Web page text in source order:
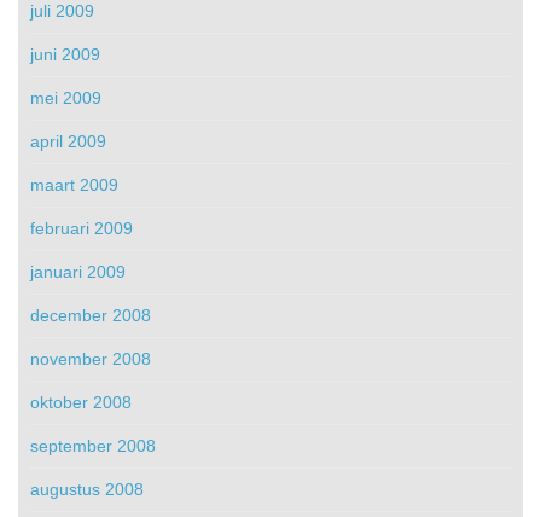
juli 2009
juni 2009
mei 2009
april 2009
maart 2009
februari 2009
januari 2009
december 2008
november 2008
oktober 2008
september 2008
augustus 2008